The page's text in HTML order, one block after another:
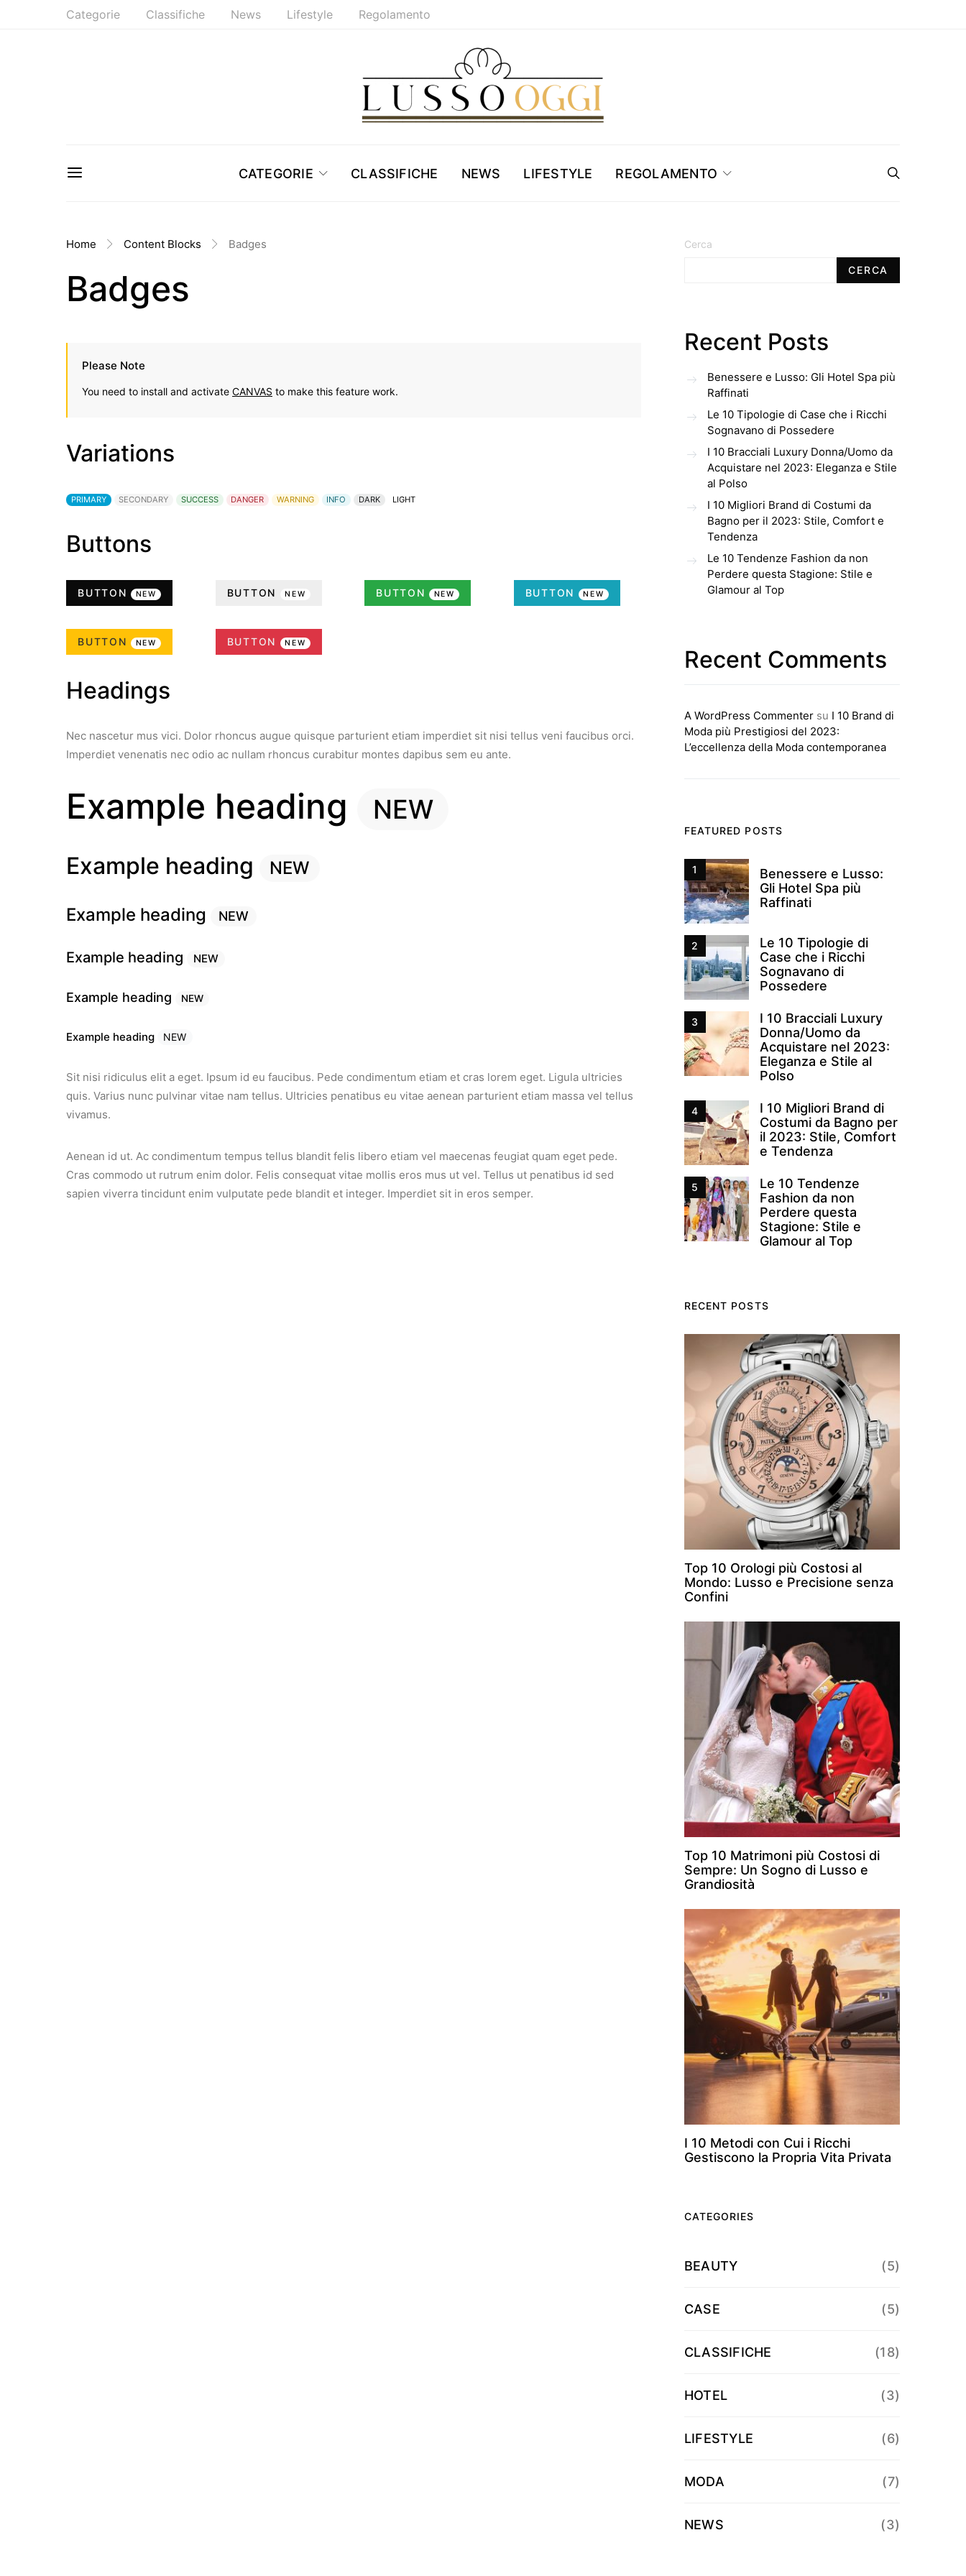
Categorie Classifiche News Lifestyle Regolamento
CATEGORIE CLASSIFICHE NEWS LIFESTYLE REGOLAMENTO
Home Content Blocks Badges
Badges
Please Note
You need to install and activate CANVAS to make this feature work.
Variations
PRIMARY SECONDARY SUCCESS DANGER WARNING INFO DARK LIGHT
Buttons
BUTTON NEW BUTTON NEW BUTTON NEW BUTTON NEW
BUTTON NEW BUTTON NEW
Headings
Nec nascetur mus vici. Dolor rhoncus augue quisque parturient etiam imperdiet sit nisi tellus veni faucibus orci.
Imperdiet venenatis nec odio ac nullam rhoncus curabitur montes dapibus sem eu ante.
Example heading NEW
Example heading NEW
Example heading NEW
Example heading NEW
Example heading NEW
Example heading NEW
Sit nisi ridiculus elit a eget. Ipsum id eu faucibus. Pede condimentum etiam et cras lorem eget. Ligula ultricies
quis. Varius nunc pulvinar vitae nam tellus. Ultricies penatibus eu vitae aenean parturient etiam massa vel tellus
vivamus.
Aenean id ut. Ac condimentum tempus tellus blandit felis libero etiam vel maecenas feugiat quam eget pede.
Cras commodo ut rutrum enim dolor. Felis consequat vitae mollis eros mus ut vel. Tellus ut penatibus id sed
sapien viverra tincidunt enim vulputate pede blandit et integer. Imperdiet sit in eros semper.
Cerca
CERCA
Recent Posts
Benessere e Lusso: Gli Hotel Spa più
Raffinati
Le 10 Tipologie di Case che i Ricchi
Sognavano di Possedere
I 10 Bracciali Luxury Donna/Uomo da
Acquistare nel 2023: Eleganza e Stile
al Polso
I 10 Migliori Brand di Costumi da
Bagno per il 2023: Stile, Comfort e
Tendenza
Le 10 Tendenze Fashion da non
Perdere questa Stagione: Stile e
Glamour al Top
Recent Comments
A WordPress Commenter su I 10 Brand di
Moda più Prestigiosi del 2023:
L’eccellenza della Moda contemporanea
FEATURED POSTS
1
Benessere e Lusso:
Gli Hotel Spa più
Raffinati
2
Le 10 Tipologie di
Case che i Ricchi
Sognavano di
Possedere
3
I 10 Bracciali Luxury
Donna/Uomo da
Acquistare nel 2023:
Eleganza e Stile al
Polso
4
I 10 Migliori Brand di
Costumi da Bagno per
il 2023: Stile, Comfort
e Tendenza
5
Le 10 Tendenze
Fashion da non
Perdere questa
Stagione: Stile e
Glamour al Top
RECENT POSTS
Top 10 Orologi più Costosi al
Mondo: Lusso e Precisione senza
Confini
Top 10 Matrimoni più Costosi di
Sempre: Un Sogno di Lusso e
Grandiosità
I 10 Metodi con Cui i Ricchi
Gestiscono la Propria Vita Privata
CATEGORIES
BEAUTY (5)
CASE (5)
CLASSIFICHE (18)
HOTEL (3)
LIFESTYLE (6)
MODA (7)
NEWS (3)